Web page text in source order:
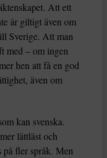
Att ett
är giltigt även om
Sverige. Att man
med – om ingen
hen att få en god
även om
kan svenska.
lättläst och
fler språk. Men